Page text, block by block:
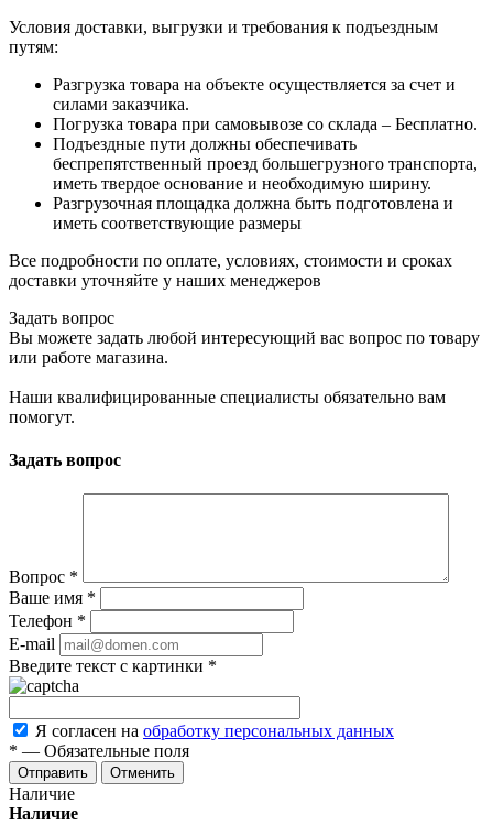
Условия доставки, выгрузки и требования к подъездным
путям:
Разгрузка товара на объекте осуществляется за счет и
силами заказчика.
Погрузка товара при самовывозе со склада – Бесплатно.
Подъездные пути должны обеспечивать
беспрепятственный проезд большегрузного транспорта,
иметь твердое основание и необходимую ширину.
Разгрузочная площадка должна быть подготовлена и
иметь соответствующие размеры
Все подробности по оплате, условиях, стоимости и сроках
доставки уточняйте у наших менеджеров
Задать вопрос
Вы можете задать любой интересующий вас вопрос по товару
или работе магазина.
Наши квалифицированные специалисты обязательно вам
помогут.
Задать вопрос
Вопрос *
Ваше имя *
Телефон *
E-mail
Введите текст с картинки *
Я согласен на обработку персональных данных
* — Обязательные поля
Отменить
Наличие
Наличие